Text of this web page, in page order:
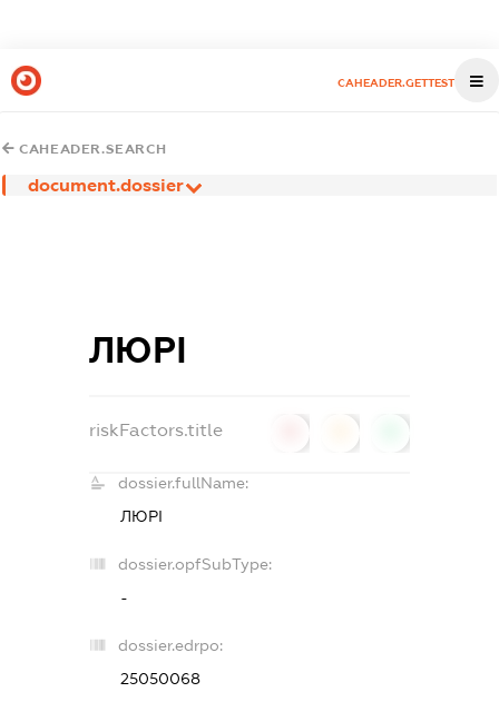
CAHEADER.GETTEST
CAHEADER.SEARCH
document.dossier
ЛЮРІ
riskFactors.title
dossier.fullName:
ЛЮРІ
dossier.opfSubType:
-
dossier.edrpo:
25050068